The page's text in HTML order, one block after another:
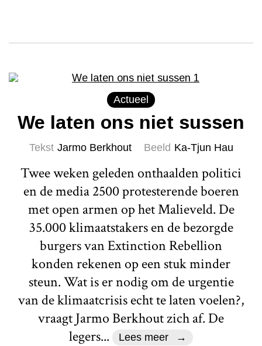
Actueel
We laten ons niet sussen
Tekst Jarmo Berkhout Beeld Ka-Tjun Hau
Twee weken geleden onthaalden politici
en de media 2500 protesterende boeren
met open armen op het Malieveld. De
35.000 klimaatstakers en de bezorgde
burgers van Extinction Rebellion
konden rekenen op een stuk minder
steun. Wat is er nodig om de urgentie
van de klimaatcrisis echt te laten voelen?,
vraagt Jarmo Berkhout zich af. De
legers...
Lees meer